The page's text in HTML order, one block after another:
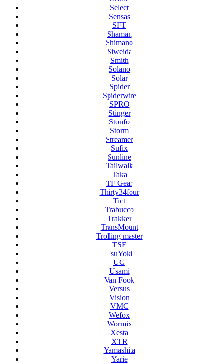
Select
Sensas
SFT
Shaman
Shimano
Siweida
Smith
Solano
Solar
Spider
Spiderwire
SPRO
Stinger
Stonfo
Storm
Streamer
Sufix
Sunline
Tailwalk
Taka
TF Gear
Thirty34four
Tict
Trabucco
Trakker
TransMount
Trolling master
TSF
TsuYoki
UG
Usami
Van Fook
Versus
Vision
VMC
Wefox
Wormix
Xesta
XTR
Yamashita
Yarie